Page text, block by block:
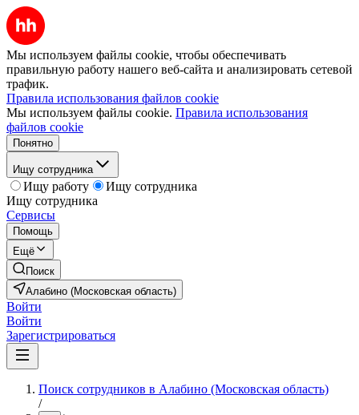
Мы используем файлы cookie, чтобы обеспечивать
правильную работу нашего веб-сайта и анализировать сетевой
трафик.
Правила использования файлов cookie
Мы используем файлы cookie. Правила использования
файлов cookie
Понятно
Ищу сотрудника
Ищу работу
Ищу сотрудника
Ищу сотрудника
Сервисы
Помощь
Ещё
Поиск
Алабино (Московская область)
Войти
Войти
Зарегистрироваться
Поиск сотрудников в Алабино (Московская область)
/